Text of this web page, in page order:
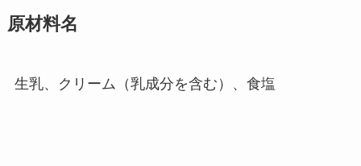
原材料名
生乳、クリーム（乳成分を含む）、食塩